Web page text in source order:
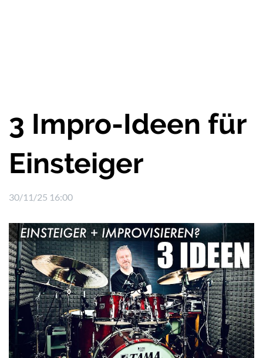
3 Impro-Ideen für
Einsteiger
30/11/25 16:00